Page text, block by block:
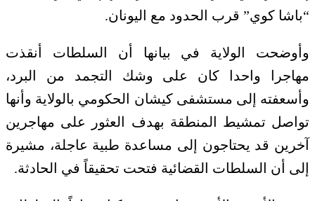
“باشا كوي” قرب الحدود مع اليونان.
وأوضحت الولاية في بيانها أن السلطات أنقذت
مهاجرا واحدا كان على وشك التجمد من البرد،
وأسعفته إلى مستشفى كيشان الحكومي بالولاية وأنها
تواصل تمشيط المنطقة بهدف العثور على مهاجرين
آخرين قد يحتاجون إلى مساعدة طبية عاجلة، مشيرة
إلى أن السلطات القضائية فتحت تحقيقاً في الحادثة.